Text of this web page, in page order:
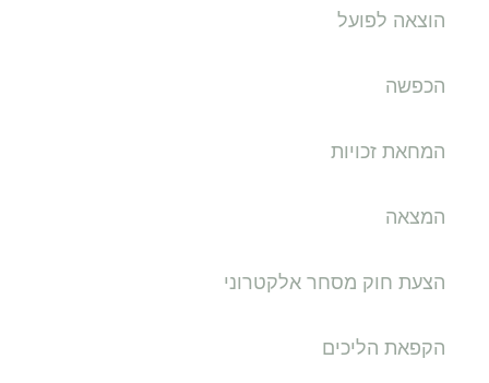
הוצאה לפועל
הכפשה
המחאת זכויות
המצאה
הצעת חוק מסחר אלקטרוני
הקפאת הליכים